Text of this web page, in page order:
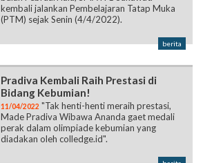
kembali jalankan Pembelajaran Tatap Muka
(PTM) sejak Senin (4/4/2022).
berita
Pradiva Kembali Raih Prestasi di
Bidang Kebumian!
11/04/2022 "Tak henti-henti meraih prestasi,
Made Pradiva Wibawa Ananda gaet medali
perak dalam olimpiade kebumian yang
diadakan oleh colledge.id".